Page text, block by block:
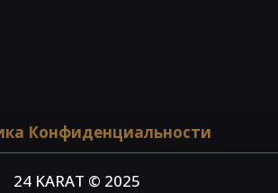
Конфиденциальности
24 KARAT © 2025